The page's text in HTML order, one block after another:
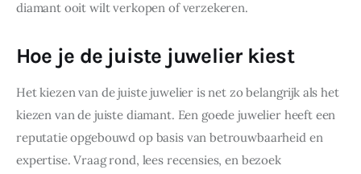
diamant ooit wilt verkopen of verzekeren.
Hoe je de juiste juwelier kiest
Het kiezen van de juiste juwelier is net zo belangrijk als het
kiezen van de juiste diamant. Een goede juwelier heeft een
reputatie opgebouwd op basis van betrouwbaarheid en
expertise. Vraag rond, lees recensies, en bezoek